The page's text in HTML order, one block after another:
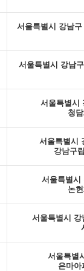
서울특별시 강남
서울특별시 강남
서울특별시
청
서울특별시
강남구
서울특별시
논
서울특별시 강
서울특별
은마아